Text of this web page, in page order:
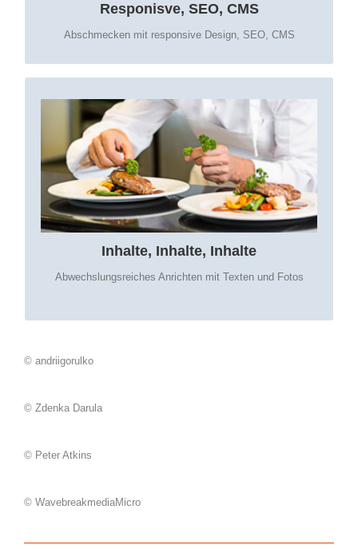
Responisve, SEO, CMS
Abschmecken mit responsive Design, SEO, CMS
Inhalte, Inhalte, Inhalte
Abwechslungsreiches Anrichten mit Texten und Fotos
WAS KÖNNEN SIE ANRICHTEN:
Nicht nur das gute Aussehen zählt
Punkten Sie mit interessanten Texten und Bildern
Bleiben Sie aktuell
© andriigorulko
© Zdenka Darula
© Peter Atkins
© WavebreakmediaMicro